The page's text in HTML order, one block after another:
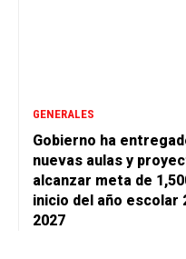
GENERALES
Gobierno ha
nuevas aulas y
alcanzar meta de
inicio del año escolar
2027